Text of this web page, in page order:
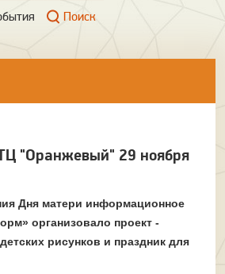
Поиск
"Оранжевый" 29 ноября
Дня матери информационное
организовало проект -
рисунков и праздник для